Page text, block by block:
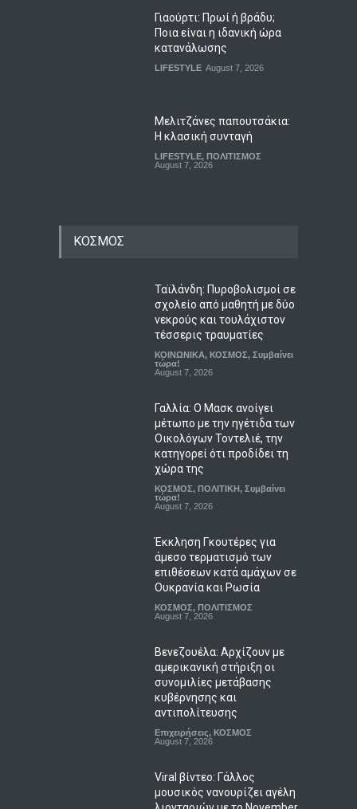
Γιαούρτι: Πρωί ή βράδυ;
Ποια είναι η ιδανική ώρα
κατανάλωσης
LIFESTYLE August 7, 2026
Μελιτζάνες παπουτσάκια:
Η κλασική συνταγή
LIFESTYLE, ΠΟΛΙΤΙΣΜΟΣ
August 7, 2026
ΚΟΣΜΟΣ
Ταϊλάνδη: Πυροβολισμοί σε
σχολείο από μαθητή με δύο
νεκρούς και τουλάχιστον
τέσσερις τραυματίες
ΚΟΙΝΩΝΙΚΑ, ΚΟΣΜΟΣ, Συμβαίνει
τώρα!
August 7, 2026
Γαλλία: Ο Μασκ ανοίγει
μέτωπο με την ηγέτιδα των
Οικολόγων Τοντελιέ, την
κατηγορεί ότι προδίδει τη
χώρα της
ΚΟΣΜΟΣ, ΠΟΛΙΤΙΚΗ, Συμβαίνει
τώρα!
August 7, 2026
Έκκληση Γκουτέρες για
άμεσο τερματισμό των
επιθέσεων κατά αμάχων σε
Ουκρανία και Ρωσία
ΚΟΣΜΟΣ, ΠΟΛΙΤΙΣΜΟΣ
August 7, 2026
Βενεζουέλα: Αρχίζουν με
αμερικανική στήριξη οι
συνομιλίες μετάβασης
κυβέρνησης και
αντιπολίτευσης
Επιχειρήσεις, ΚΟΣΜΟΣ
August 7, 2026
Viral βίντεο: Γάλλος
μουσικός νανουρίζει αγέλη